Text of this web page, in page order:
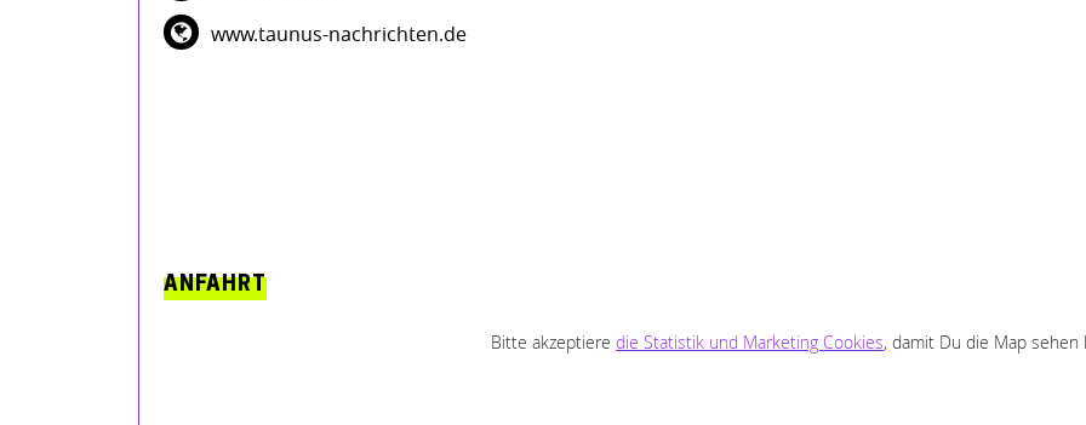
www.taunus-nachrichten.de
ANFAHRT
Bitte akzeptiere die Statistik und Marketing Cookies, damit Du die Map sehen